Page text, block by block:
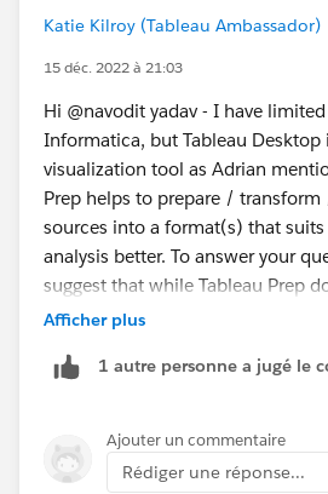
Katie Kilroy (Tableau Ambassador)
15 déc. 2022 à 21:03
Hi @navodit yadav​ - I have
Informatica, but Tableau Desktop
visualization tool as Adrian
Prep helps to prepare / transform
sources into a format(s) that
analysis better. To answer your
suggest that while Tableau Prep
transformation, I'm not sure I'd
would complement each other,
Afficher plus
1 autre personne a jugé le
Ajouter un commentaire
Rédiger une réponse...